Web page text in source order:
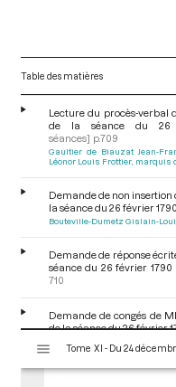
Table des matières
Lecture du procès-verbal
de la séance du 26
séances] p.709
Gaultier de Biauzat Jean-
Léonor Louis Frottier, marquis
Demande de non insertion
la séance du 26 février 1790
Bouteville-Dumetz Gislain-
Demande de réponse
séance du 26 février 1790
710
Demande de congés de
de la séance du 26 février
Prestation du serment
s
Tome XI - Du 24